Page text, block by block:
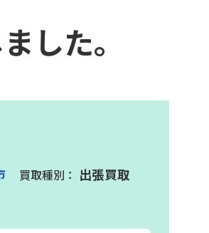
した。
出張買取